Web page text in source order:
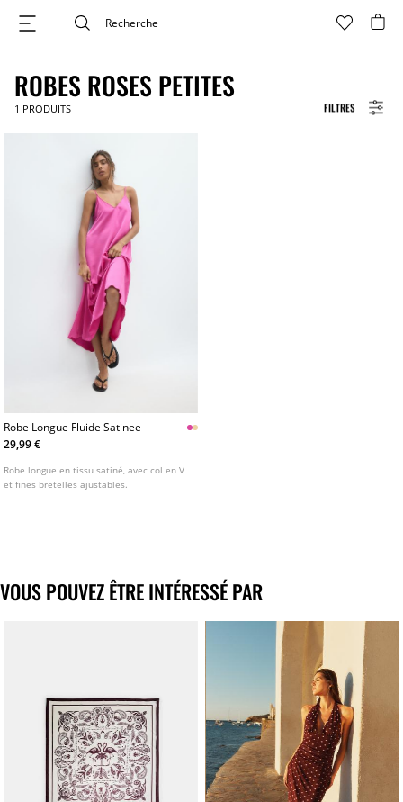
FILTRES
ROBES ROSES PETITES
1 PRODUITS
Robe Longue Fluide Satinee
29,99 €
Robe longue en tissu satiné, avec col en V
et fines bretelles ajustables.
VOUS POUVEZ ÊTRE INTÉRESSÉ PAR